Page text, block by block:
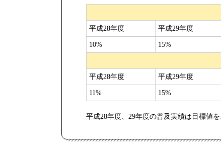
平成28年度 平成29年度
10% 15%
平成28年度 平成29年度
11% 15%
平成28年度、29年度の普及実績は目標値を